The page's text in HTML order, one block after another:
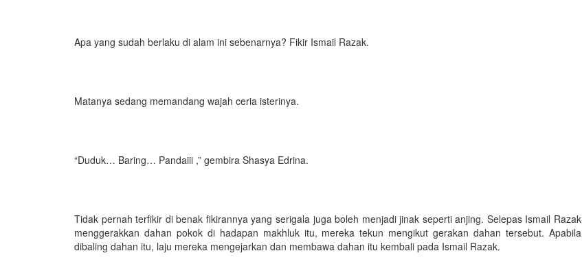
Apa yang sudah berlaku di alam ini sebenarnya? Fikir Ismail Razak.
Matanya sedang memandang wajah ceria isterinya.
“Duduk… Baring… Pandaiii ,” gembira Shasya Edrina.
Tidak pernah terfikir di benak fikirannya yang serigala juga boleh menjadi jinak seperti anjing. Selepas Ismail Razak
menggerakkan dahan pokok di hadapan makhluk itu, mereka tekun mengikut gerakan dahan tersebut. Apabila
dibaling dahan itu, laju mereka mengejarkan dan membawa dahan itu kembali pada Ismail Razak.